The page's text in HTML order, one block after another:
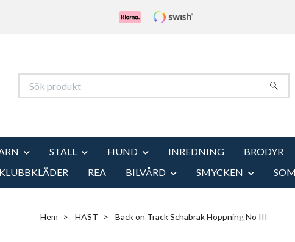
STALL HUND INREDNING
BRODYR
KLUBBKLÄDER
REA BILVÅRD SMYCKEN
Hem HÄST Back on Track Schabrak Hoppning No III